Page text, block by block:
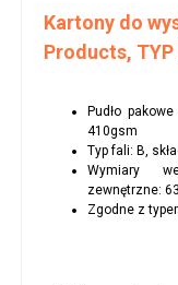
Kartony do
Products,
Pudło
410gsm
Typ fali: B,
Wymiary
zewnętrzne:
Zgodne z